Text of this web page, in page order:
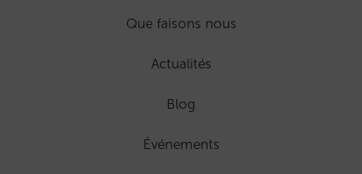
Que faisons nous
Actualités
Blog
Événements